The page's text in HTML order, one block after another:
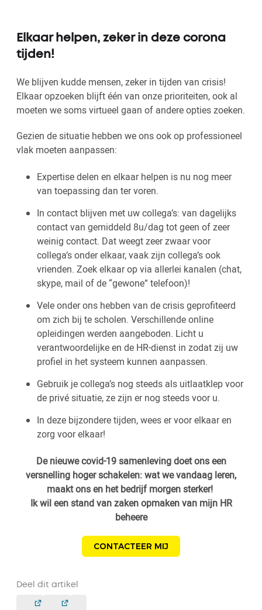
Elkaar helpen, zeker in deze corona
tijden!
We blijven kudde mensen, zeker in tijden van crisis!
Elkaar opzoeken blijft één van onze prioriteiten, ook al
moeten we soms virtueel gaan of andere opties zoeken.
Gezien de situatie hebben we ons ook op professioneel
vlak moeten aanpassen:
Expertise delen en elkaar helpen is nu nog meer
van toepassing dan ter voren.
In contact blijven met uw collega’s: van dagelijks
contact van gemiddeld 8u/dag tot geen of zeer
weinig contact. Dat weegt zeer zwaar voor
collega’s onder elkaar, vaak zijn collega’s ook
vrienden. Zoek elkaar op via allerlei kanalen (chat,
skype, mail of de “gewone” telefoon)!
Vele onder ons hebben van de crisis geprofiteerd
om zich bij te scholen. Verschillende online
opleidingen werden aangeboden. Licht u
verantwoordelijke en de HR-dienst in zodat zij uw
profiel in het systeem kunnen aanpassen.
Gebruik je collega’s nog steeds als uitlaatklep voor
de privé situatie, ze zijn er nog steeds voor u.
In deze bijzondere tijden, wees er voor elkaar en
zorg voor elkaar!
De nieuwe covid-19 samenleving doet ons een
versnelling hoger schakelen: wat we vandaag leren,
maakt ons en het bedrijf morgen sterker!
Ik wil een stand van zaken opmaken van mijn HR
beheere
CONTACTEER MIJ
Deel dit artikel